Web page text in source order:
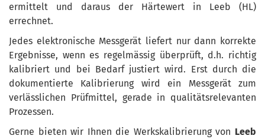
ermittelt und daraus der Härtewert in Leeb (HL)
errechnet.
Jedes elektronische Messgerät liefert nur dann korrekte
Ergebnisse, wenn es regelmässig überprüft, d.h. richtig
kalibriert und bei Bedarf justiert wird. Erst durch die
dokumentierte Kalibrierung wird ein Messgerät zum
verlässlichen Prüfmittel, gerade in qualitätsrelevanten
Prozessen.
Gerne bieten wir Ihnen die Werkskalibrierung von Leeb